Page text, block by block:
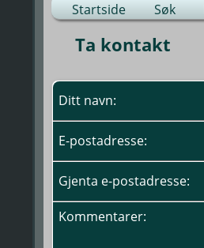
Startside Søk
Ta kontakt
Ditt navn:
E-postadresse:
Gjenta e-postadresse:
Kommentarer: